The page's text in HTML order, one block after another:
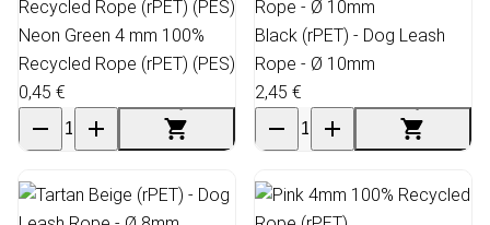
Neon Green 4 mm 100%
Recycled Rope (rPET) (PES)
0,45 €
Black (rPET) - Dog Leash
Rope - Ø 10mm
2,45 €